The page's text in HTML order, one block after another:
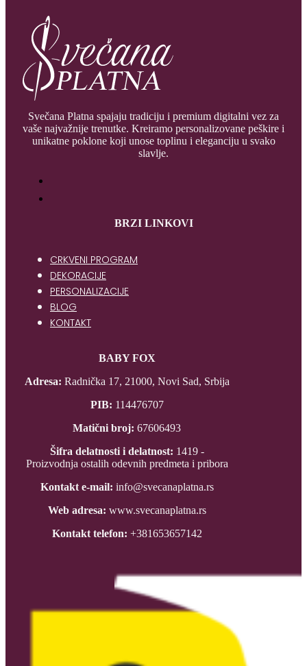
Svečana Platna spajaju tradiciju i premium digitalni vez za
vaše najvažnije trenutke. Kreiramo personalizovane peškire i
unikatne poklone koji unose toplinu i eleganciju u svako
slavlje.
BRZI LINKOVI
CRKVENI PROGRAM
DEKORACIJE
PERSONALIZACIJE
BLOG
KONTAKT
BABY FOX
Adresa: Radnička 17, 21000, Novi Sad, Srbija
PIB: 114476707
Matični broj: 67606493
Šifra delatnosti i delatnost: 1419 -
Proizvodnja ostalih odevnih predmeta i pribora
Kontakt e-mail: info@svecanaplatna.rs
Web adresa: www.svecanaplatna.rs
Kontakt telefon: +381653657142